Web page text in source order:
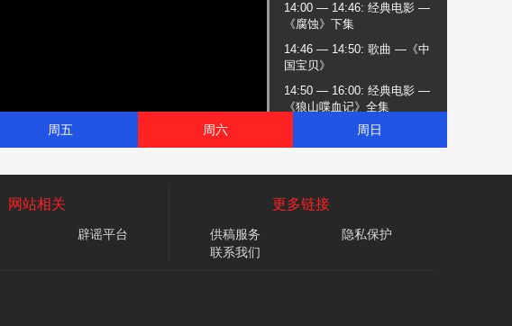
14:00 — 14:46:经典电影 —
《腐蚀》下集
14:46 — 14:50:歌曲 —《中
国宝贝》
14:50 — 16:00:经典电影 —
《狼山喋血记》全集
16:00 — 18:00:《中华功
夫》— 张旭先天太极球十三
梅州平远篇
18:30 — 18:40:《艺海扬
周五 周六 周日
网站相关
辟谣平台
更多链接
供稿服务
隐私保护
联系我们